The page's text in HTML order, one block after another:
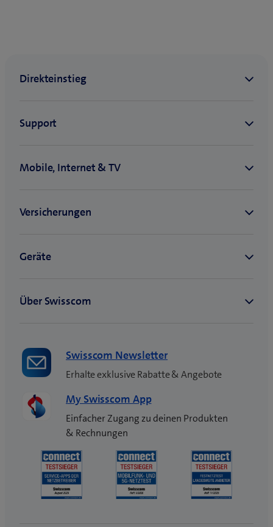
Swisscom Newsletter
Erhalte exklusive Rabatte & Angebote
My Swisscom App
Einfacher Zugang zu deinen Produkten
& Rechnungen